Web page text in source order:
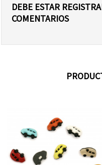
DEBE ESTAR
COMENTARIOS